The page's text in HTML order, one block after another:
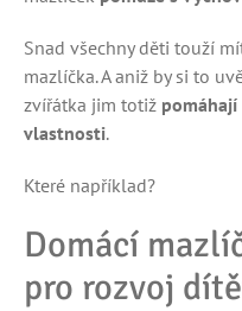
Snad všechny děti touží
mazlíčka. A aniž by si to
zvířátka jim totiž
vlastnosti.
Které například?
Domácí
pro rozvoj